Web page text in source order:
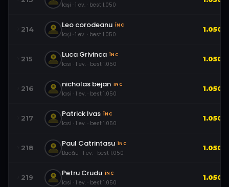
Iași · 1 ev. · best 1.050
214 Leo corodeanu ÎNC
Iași · 1 ev. · best 1.050
1.050
215 Luca Grivinca ÎNC
Iasi · 1 ev. · best 1.050
1.050
216 nicholas bejan ÎNC
Iasi · 1 ev. · best 1.050
1.050
217 Patrick Ivas ÎNC
Iasi · 1 ev. · best 1.050
1.050
218 Paul Catrintasu ÎNC
Bacău · 1 ev. · best 1.050
1.050
219 Petru Crudu ÎNC
Iasi · 1 ev. · best 1.050
1.050